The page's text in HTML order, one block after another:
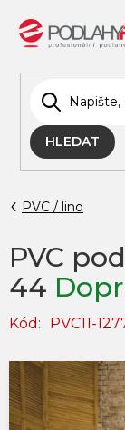
obsah
HLEDAT
PVC / lino
PVC
44
Kód: PVC11-